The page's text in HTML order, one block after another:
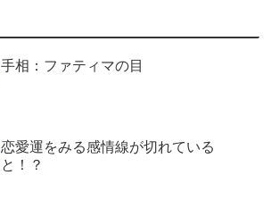
手相：ファティマの目
恋愛運をみる感情線が切れている
と！？